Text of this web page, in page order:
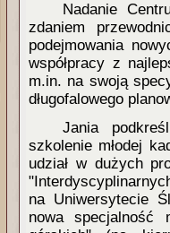
Nadanie
zdaniem
podejmowania
współpracy z
m.in. na swoją
długofalowego
Jania
szkolenie młodej
udział w dużych
na Uniwersytecie
nowa specjalność